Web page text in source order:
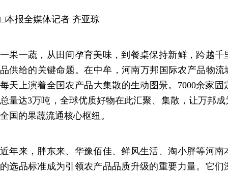
□本报全媒体记者 齐亚琼
一果一蔬，从田间孕育美味，到餐桌保持新鲜，跨越
品供给的关键命题。在中牟，河南万邦国际农产品物流
每天上演着全国农产品大集散的生动图景。7000余家
总量达3万吨，全球优质好物在此汇聚、集散，让万邦
全国的果蔬流通核心枢纽。
近年来，胖东来、华豫佰佳、鲜风生活、淘小胖等河
的选品标准成为引领农产品品质升级的重要力量。它